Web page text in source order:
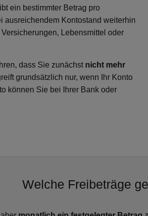
ein bestimmter Betrag pro
ausreichendem Kontostand weiterhin
Lebensmittel oder
dass Sie zunächst nicht mehr
grundsätzlich nur, wenn Ihr Konto
können Sie bei Ihrer Bank oder
Welche Freibeträge